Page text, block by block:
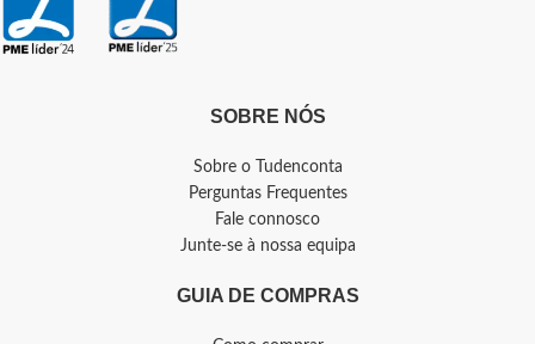
SOBRE NÓS
Sobre o Tudenconta
Perguntas Frequentes
Fale connosco
Junte-se à nossa equipa
GUIA DE COMPRAS